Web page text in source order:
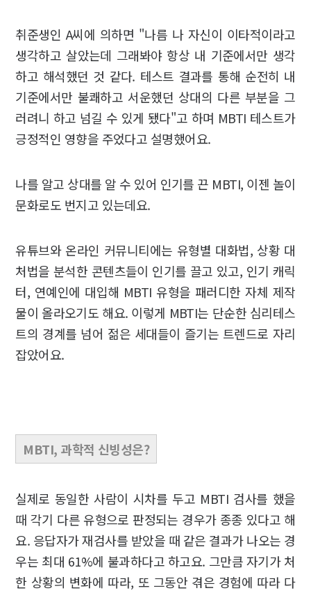
취준생인 A씨에 의하면 "나름 나 자신이 이타적이라고
생각하고 살았는데 그래봐야 항상 내 기준에서만 생각
하고 해석했던 것 같다. 테스트 결과를 통해 순전히 내
기준에서만 불쾌하고 서운했던 상대의 다른 부분을 그
러려니 하고 넘길 수 있게 됐다"고 하며 MBTI 테스트가
긍정적인 영향을 주었다고 설명했어요.
나를 알고 상대를 알 수 있어 인기를 끈 MBTI, 이젠 놀이
문화로도 번지고 있는데요.
유튜브와 온라인 커뮤니티에는 유형별 대화법, 상황 대
처법을 분석한 콘텐츠들이 인기를 끌고 있고, 인기 캐릭
터, 연예인에 대입해 MBTI 유형을 패러디한 자체 제작
물이 올라오기도 해요. 이렇게 MBTI는 단순한 심리테스
트의 경계를 넘어 젊은 세대들이 즐기는 트렌드로 자리
잡았어요.
MBTI, 과학적 신빙성은?
실제로 동일한 사람이 시차를 두고 MBTI 검사를 했을
때 각기 다른 유형으로 판정되는 경우가 종종 있다고 해
요. 응답자가 재검사를 받았을 때 같은 결과가 나오는 경
우는 최대 61%에 불과하다고 하고요. 그만큼 자기가 처
한 상황의 변화에 따라, 또 그동안 겪은 경험에 따라 다